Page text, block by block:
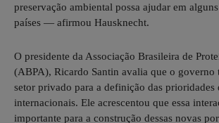
preservação ambiental possa ajudar em
países — afirmou Hausknecht.
O presidente da Associação Brasileira de
(ABPA), Ricardo Santin avalia que o governo
setor privado para a definição das prioridades
internacionais. Ele acrescentou que essa
importante para a construção dessas novas